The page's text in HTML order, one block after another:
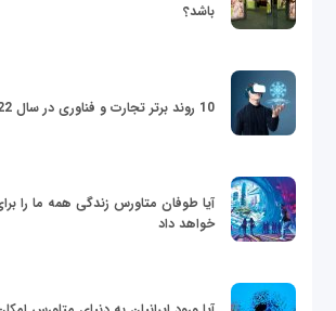
باشد؟
10 روند برتر تجارت و فناوری در سال 2022
آیا طوفان متاورس زندگی همه ما را
خواهد داد